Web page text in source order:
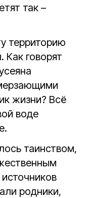
так –
территорию
Как говорят
жизни? Всё
воде
таинством,
родники,